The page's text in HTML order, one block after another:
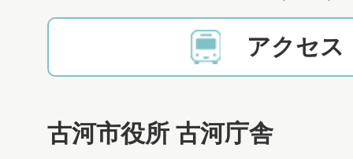
アクセス
古河市役所 古河庁舎